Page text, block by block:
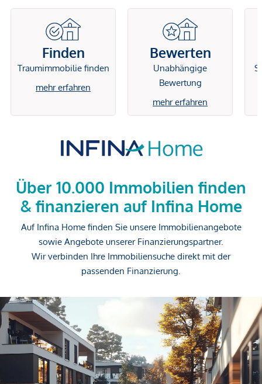
Finden
Traumimmobilie finden
mehr erfahren
Bewerten
Unabhängige
Bewertung
mehr erfahren
Über 10.000 Immobilien finden
& finanzieren auf Infina Home
Auf Infina Home finden Sie unsere Immobilienangebote
sowie Angebote unserer Finanzierungspartner.
Wir verbinden Ihre Immobiliensuche direkt mit der
passenden Finanzierung.